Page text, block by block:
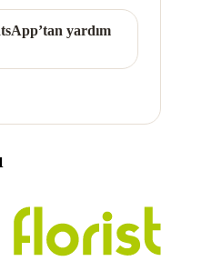
yardım